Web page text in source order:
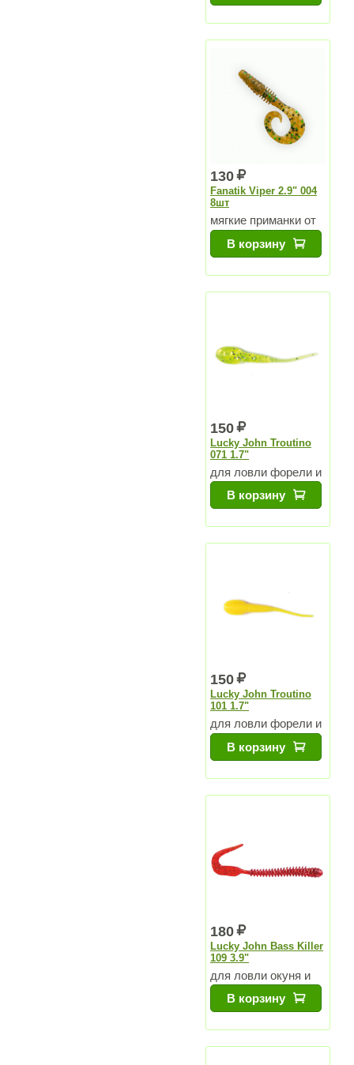
130
Fanatik Viper 2.9" 004
8шт
мягкие приманки от
Чемпиона Мира
В корзину
150
Lucky John Troutino
071 1.7"
для ловли форели и
других хищников
В корзину
150
Lucky John Troutino
101 1.7"
для ловли форели и
других хищников
В корзину
180
Lucky John Bass Killer
109 3.9"
для ловли окуня и
судакаВ корзину